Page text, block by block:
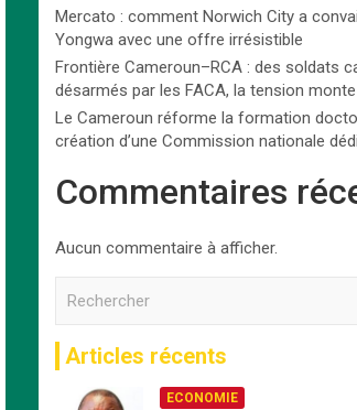
Mercato : comment Norwich City a
Yongwa avec une offre irrésistible
Frontière Cameroun–RCA : des soldats
désarmés par les FACA, la tension monte
Le Cameroun réforme la formation
création d’une Commission nationale
Commentaires
Aucun commentaire à afficher.
Articles récents
ECONOMIE